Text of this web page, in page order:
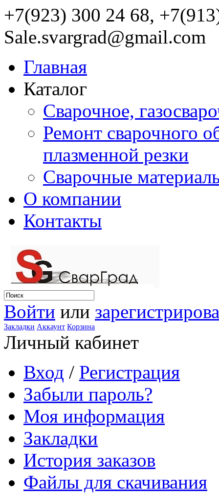
+7(923) 300 24 68,
Sale.svargrad@gmail.com
Главная
Каталог
Сварочное,
Ремонт сварочного
плазменной резки
Сварочные
О компании
Контакты
Войти или
Закладки Аккаунт Корзина
Личный кабинет
Вход / Регистрация
Забыли пароль?
Моя информация
Закладки
История заказов
Файлы для скачивания